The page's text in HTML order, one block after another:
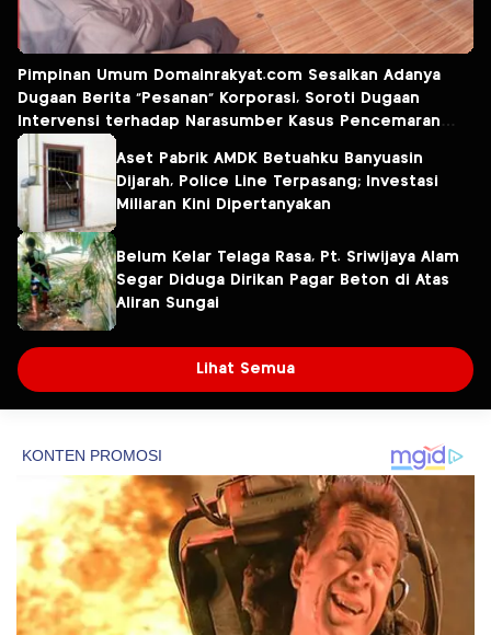
Pimpinan Umum Domainrakyat.com Sesalkan Adanya
Dugaan Berita “Pesanan” Korporasi, Soroti Dugaan
Intervensi terhadap Narasumber Kasus Pencemaran
Lingkungan
Aset Pabrik AMDK Betuahku Banyuasin
Dijarah, Police Line Terpasang; Investasi
Miliaran Kini Dipertanyakan
Belum Kelar Telaga Rasa, Pt. Sriwijaya Alam
Segar Diduga Dirikan Pagar Beton di Atas
Aliran Sungai
Lihat Semua